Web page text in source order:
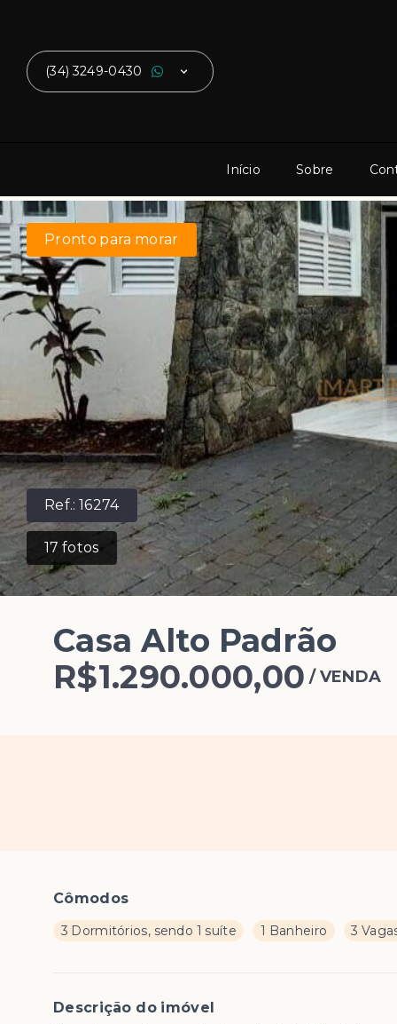
(34) 3249-0430
Início Sobre
Ref.:16274
17 fotos
Pronto para morar
Casa Alto Padrão
R$1.290.000,00 /VENDA
Cômodos
3 Dormitórios, sendo 1 suíte 1 Banheiro 3
Descrição do imóvel